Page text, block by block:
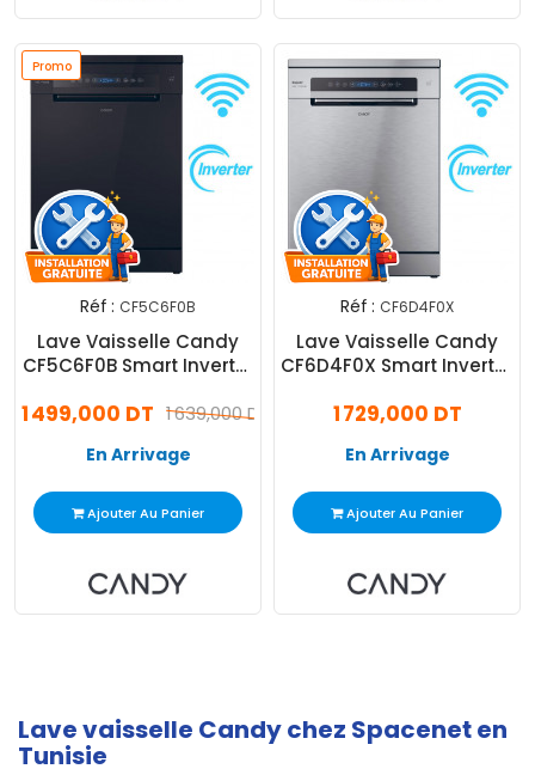
Promo
Réf : CF5C6F0B
Lave Vaisselle Candy
CF5C6F0B Smart Inverter
1 639,000 DT
1 499,000 DT
En Arrivage
Ajouter Au Panier
Réf : CF6D4F0X
Lave Vaisselle Candy
CF6D4F0X Smart Inverter
1 729,000 DT
En Arrivage
Ajouter Au Panier
Lave vaisselle Candy chez Spacenet en
Tunisie